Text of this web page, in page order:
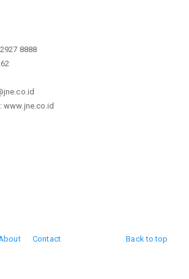
8888
www.jne.co.id
Back to top
Contact